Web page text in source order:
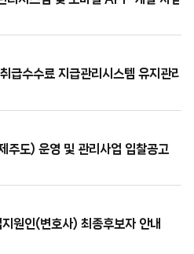
급수수료 지급관리시스템 유지관리
주도) 운영 및 관리사업 입찰공고
원인(변호사) 최종후보자 안내